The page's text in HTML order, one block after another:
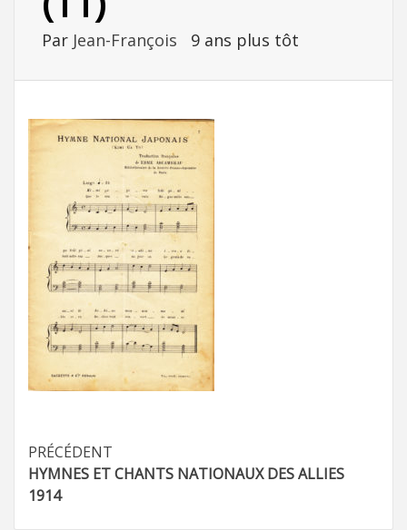
Par Jean-François 9 ans plus tôt
Navigation
d’article
PRÉCÉDENT
HYMNES ET CHANTS NATIONAUX DES ALLIES
1914